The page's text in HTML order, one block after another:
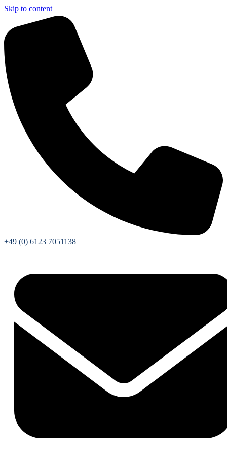
Skip to content
+49 (0) 6123 7051138